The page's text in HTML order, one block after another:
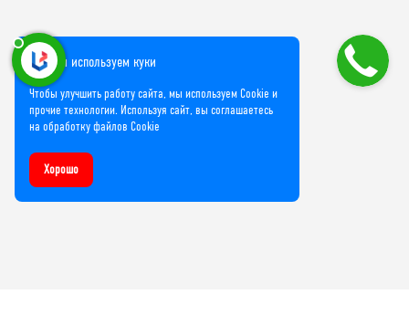
Мы используем куки
Чтобы улучшить работу сайта, мы используем Cookie и
прочие технологии. Используя сайт, вы соглашаетесь
на обработку файлов Cookie
Хорошо